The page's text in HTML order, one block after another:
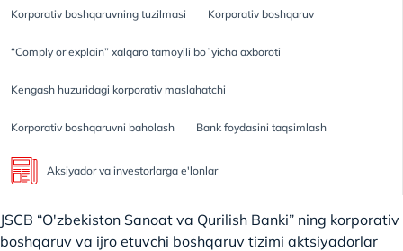
Korporativ boshqaruvning tuzilmasi Korporativ boshqaruv
“Comply or explain” xalqaro tamoyili boʻyicha axboroti
Kengash huzuridagi korporativ maslahatchi
Korporativ boshqaruvni baholash Bank foydasini taqsimlash
Aksiyador va investorlarga e'lonlar
JSCB “O'zbekiston Sanoat va Qurilish Banki” ning korporativ
boshqaruv va ijro etuvchi boshqaruv tizimi aktsiyadorlar